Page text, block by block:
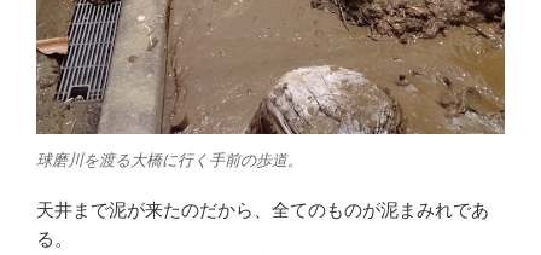
球磨川を渡る大橋に行く手前の歩道。
天井まで泥が来たのだから、全てのものが泥まみれであ
る。